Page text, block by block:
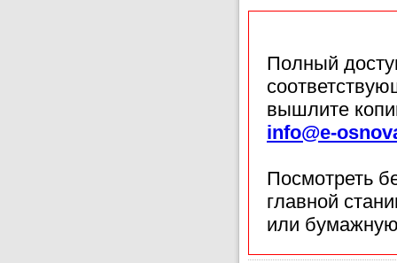
Полный
вышлите
info@e-
Посмотреть
главной
или